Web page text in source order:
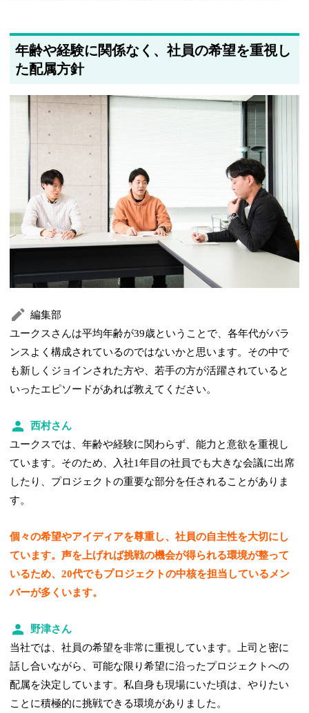
年齢や経験に関係なく、社員の希望を重視し
た配属方針
編集部
ユークスさんは平均年齢が39歳ということで、各年代がバラ
ンスよく構成されているのではないかと思います。その中で
も新しくジョインされた方や、若手の方が活躍されていると
いったエピソードがあれば教えてください。
西村さん
ユークスでは、年齢や経験に関わらず、能力と意欲を重視し
ています。そのため、入社1年目の社員でも大きな会議に出席
したり、プロジェクトの重要な部分を任されることがありま
す。
個々の希望やアイディアを尊重し、社員の自主性を大切にし
ています。声を上げれば挑戦の機会が得られる環境が整って
いるため、20代でもプロジェクトの中核を担当しているメン
バーが多くいます。
野津さん
当社では、社員の希望を非常に重視しています。上司と密に
話し合いながら、可能な限り希望に沿ったプロジェクトへの
配属を決定しています。私自身も現場にいた頃は、やりたい
ことに積極的に挑戦できる環境がありました。